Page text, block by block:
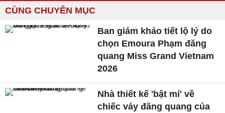
CÙNG CHUYÊN MỤC
Ban giám khảo tiết lộ lý do
chọn Emoura Phạm đăng
quang Miss Grand Vietnam
2026
Nhà thiết kế 'bật mí' về
chiếc váy đăng quang của